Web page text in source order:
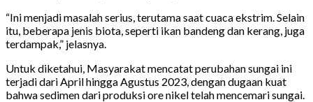
“Ini menjadi masalah serius, terutama saat cuaca ekstrim. Selain
itu, beberapa jenis biota, seperti ikan bandeng dan kerang, juga
terdampak,” jelasnya.
Untuk diketahui, Masyarakat mencatat perubahan sungai ini
terjadi dari April hingga Agustus 2023, dengan dugaan kuat
bahwa sedimen dari produksi ore nikel telah mencemari sungai.